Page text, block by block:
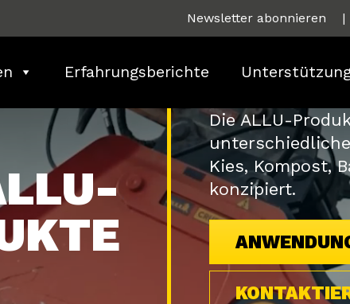
Newsletter abonnieren |
Erfahrungsberichte
Die ALLU-
Kies, Kompost,
konzipiert.